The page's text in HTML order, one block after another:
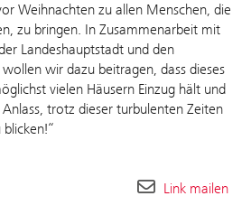
Weihnachten zu allen Menschen, die
zu bringen. In Zusammenarbeit mit
Landeshauptstadt und den
wir dazu beitragen, dass dieses
vielen Häusern Einzug hält und
trotz dieser turbulenten Zeiten
Link mailen